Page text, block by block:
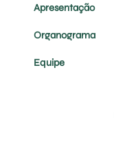
Apresentação
Organograma
Equipe